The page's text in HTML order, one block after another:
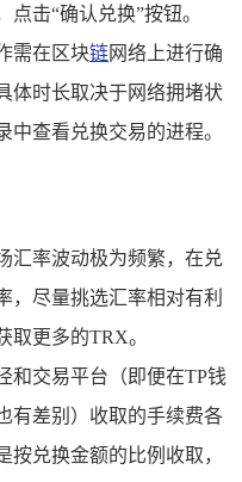
击“确认兑换”按钮。
需在区块链网络上进行确
体时长取决于网络拥堵状
查看兑换交易的进程。
汇率波动极为频繁，在兑
，尽量挑选汇率相对有利
取更多的TRX。
和交易平台（即便在TP钱
有差别）收取的手续费各
兑换金额的比例收取，